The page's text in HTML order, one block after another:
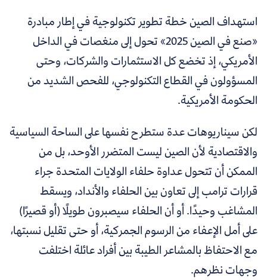
استهداف الصين خطة تطوير تكنولوجية في إطار مبادرة
«صنع في الصين 2025» تحول إلى منغصات في الداخل
الأمريكي، إذ تخضع كل الاستثمارات والشركات، وحتى
المسؤولون في القطاع التكنولوجي، للفحص الشديد من
الحكومة الأمريكية.
لكن سيناريوهات عدة ستطرح نفسها على الساحة السياسية
والاقتصادية لأن الصين ليست المتضرر الأوحد، بل من
الممكن أن تتحول عداوة حلفاء الولايات المتحدة جراء
قرارات ترامب إلى تعاون بين الحلفاء والأنداد، ويسقط
المشاغب وحيدًا. أو أن الحلفاء سيصبرون طويلًا (أو قصيرًا)
على أمل الإعفاء من الرسوم الجمركية، أو حتى تقليل نسبتها،
مع الاحتفاظ بالمشاعر الطيبة بين أفراد عائلة اختلفت
وجهات نظرهم.